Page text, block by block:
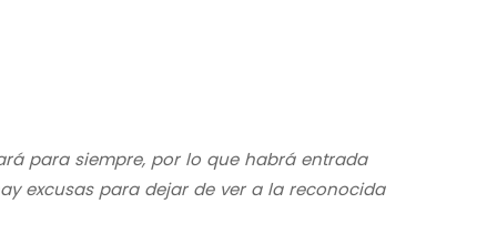
para siempre, por lo que habrá entrada
excusas para dejar de ver a la reconocida